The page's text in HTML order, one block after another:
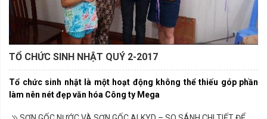
TỔ CHỨC SINH NHẬT QUÝ 2-2017
Tổ chức sinh nhật là một hoạt động không thể thiếu góp phần
làm nên nét đẹp văn hóa Công ty Mega